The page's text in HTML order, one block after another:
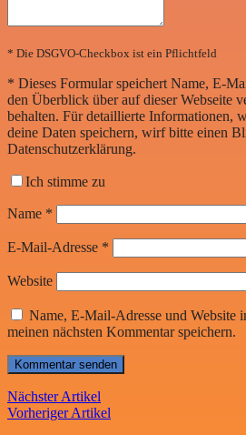
* Die DSGVO-Checkbox ist ein Pflichtfeld
* Dieses Formular speichert Name, E-
den Überblick über auf dieser Webseite
behalten. Für detaillierte Informationen,
deine Daten speichern, wirf bitte einen
Datenschutzerklärung.
Ich stimme zu
Name *
E-Mail-Adresse *
Website
Name, E-Mail-Adresse und Website
meinen nächsten Kommentar speichern.
Nächster Artikel
Vorheriger Artikel